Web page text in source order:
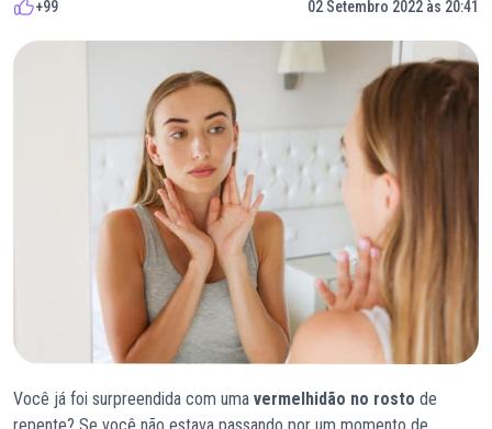
+99 02 Setembro 2022 às 20:41
Você já foi surpreendida com uma vermelhidão no rosto de